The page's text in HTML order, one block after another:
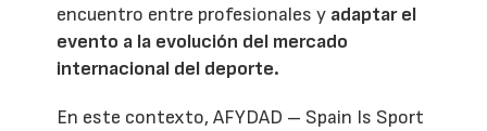
encuentro entre profesionales y adaptar el
evento a la evolución del mercado
internacional del deporte.
En este contexto, AFYDAD – Spain Is Sport